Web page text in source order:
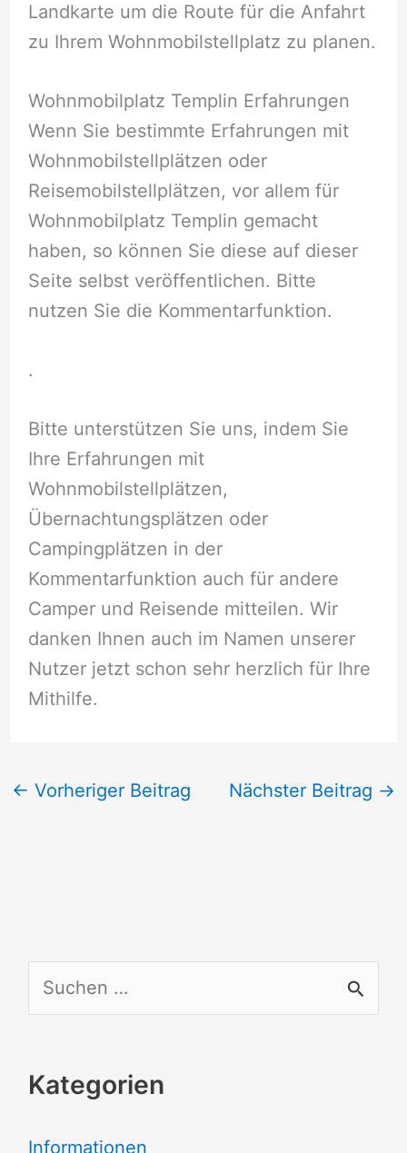
Landkarte um die Route für die Anfahrt
zu Ihrem Wohnmobilstellplatz zu planen.
Wohnmobilplatz Templin Erfahrungen
Wenn Sie bestimmte Erfahrungen mit
Wohnmobilstellplätzen oder
Reisemobilstellplätzen, vor allem für
Wohnmobilplatz Templin gemacht
haben, so können Sie diese auf dieser
Seite selbst veröffentlichen. Bitte
nutzen Sie die Kommentarfunktion.
.
Bitte unterstützen Sie uns, indem Sie
Ihre Erfahrungen mit
Wohnmobilstellplätzen,
Übernachtungsplätzen oder
Campingplätzen in der
Kommentarfunktion auch für andere
Camper und Reisende mitteilen. Wir
danken Ihnen auch im Namen unserer
Nutzer jetzt schon sehr herzlich für Ihre
Mithilfe.
← Vorheriger Beitrag Nächster Beitrag →
u
h
Kategorien
Informationen